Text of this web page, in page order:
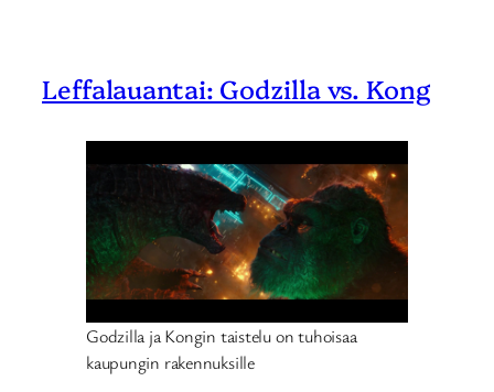
Leffalauantai: Godzilla vs. Kong
Godzilla ja Kongin taistelu on tuhoisaa
kaupungin rakennuksille